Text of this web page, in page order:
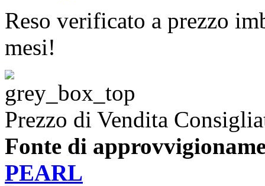
Reso verificato a prezzo
mesi!
Prezzo di Vendita
Fonte di
PEARL